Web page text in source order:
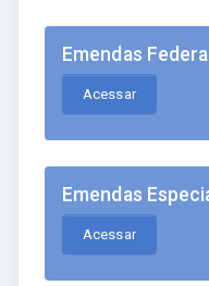
Emendas
Acessar
Emendas
Acessar